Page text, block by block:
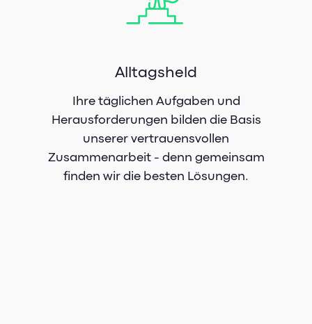
Alltagsheld
Ihre täglichen Aufgaben und
Herausforderungen bilden die Basis
unserer vertrauensvollen
Zusammenarbeit - denn gemeinsam
finden wir die besten Lösungen.